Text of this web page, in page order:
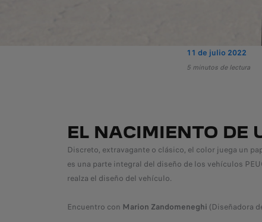
11 de julio 2022
5 minutos de lectura
EL NACIMIENTO DE
Discreto, extravagante o clásico, el color juega un
es una parte integral del diseño de los vehículos
realza el diseño del vehículo.
Encuentro con Marion Zandomeneghi (Diseñadora